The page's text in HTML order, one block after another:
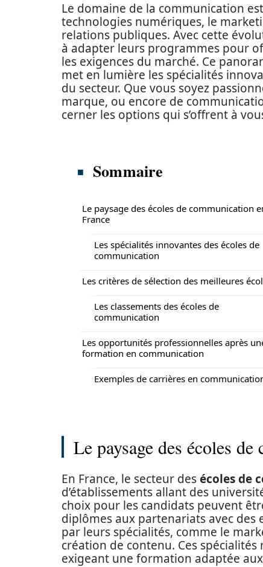
Le domaine de la communication
technologies numériques, le
relations publiques. Avec cette
à adapter leurs programmes pour
les exigences du marché. Ce
met en lumière les spécialités
du secteur. Que vous soyez
marque, ou encore de
cerner les options qui s’offrent à
Sommaire
Le paysage des écoles de communication
France
Les spécialités innovantes des écoles de
communication
Les critères de sélection des meilleures
Les classements des écoles de
communication
Les opportunités professionnelles après
formation en communication
Exemples de carrières en
Le paysage des écoles
En France, le secteur desécoles de
d’établissements allant des
choix pour les candidats peuvent
diplômes aux partenariats avec des
par leurs spécialités, comme le
création de contenu. Ces
exigeant une formation adaptée